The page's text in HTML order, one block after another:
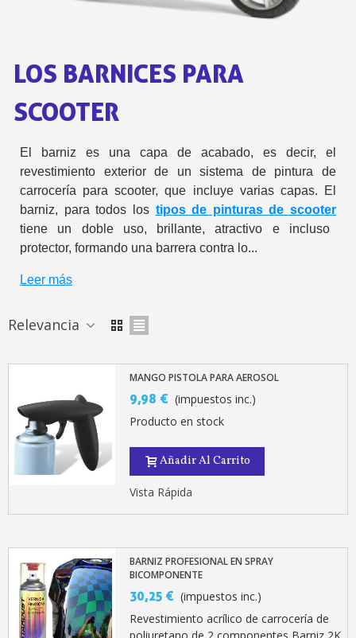
Obtenga su presupuesto
Comparte tus
Gana puntos de
Devuelve los
Entrega en un
Paga en 4 plazos sin
Obtenga su presupuesto
LOS BARNICES PARA
SCOOTER
El barniz es una capa de acabado, es decir, el
revestimiento exterior de un sistema de pintura de
carrocería para scooter, que incluye varias capas. El
barniz, para todos los tipos de pinturas de scooter
tiene un doble uso, brillante, atractivo e incluso
protector, formando una barrera contra lo...
Leer más
Relevancia
MANGO PISTOLA PARA AEROSOL
9,98 € (impuestos inc.)
Producto en stock
Añadir Al Carrito
Vista Rápida
BARNIZ PROFESIONAL EN SPRAY
BICOMPONENTE
30,25 € (impuestos inc.)
Revestimiento acrílico de carrocería de